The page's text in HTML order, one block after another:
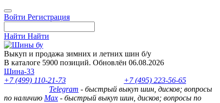
Войти Регистрация
Найти Найти
Выкуп и продажа зимних и летних шин б/у
В каталоге 5900 позиций. Обновлён 06.08.2026
Шина-33
+7 (499) 110-21-73
+7 (495) 223-56-65
Telegram - быстрый выкуп шин, дисков; вопросы
по наличию Max - быстрый выкуп шин, дисков; вопросы по